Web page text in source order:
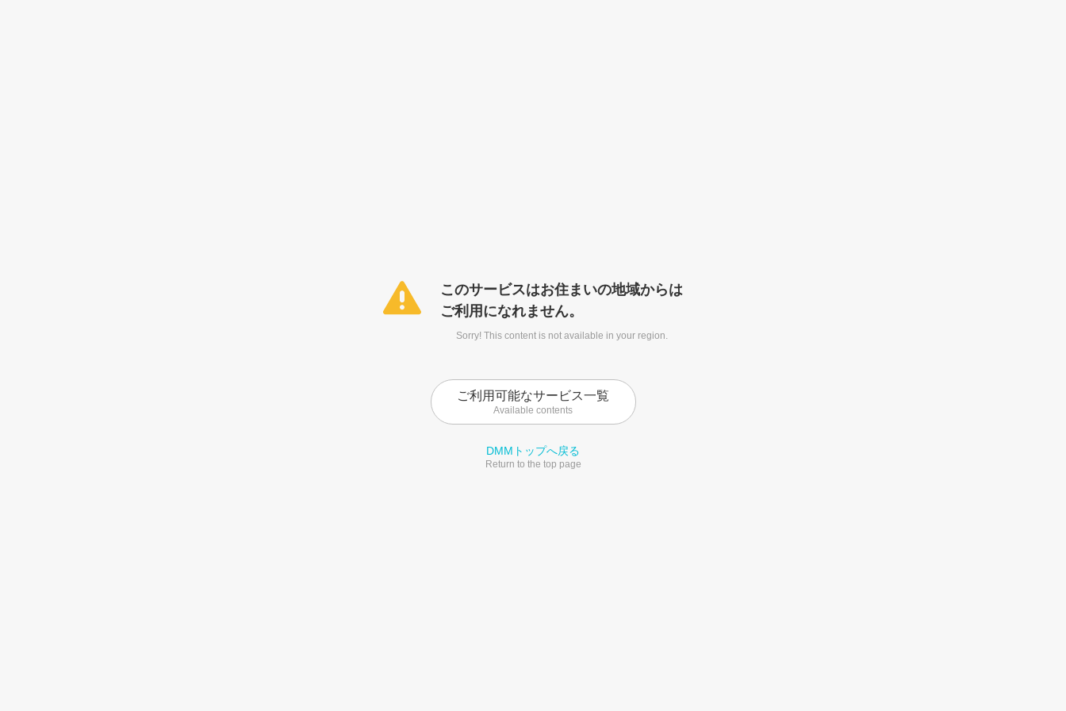
このサービスはお住まいの地域からは
ご利用になれません。
Sorry! This content is not available in your region.
ご利用可能なサービス一覧
Available contents
DMMトップへ戻る
Return to the top page